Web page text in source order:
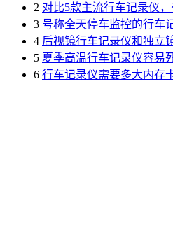
2 对比5款主流行车记录仪
3 号称全天停车监控的行车
4 后视镜行车记录仪和独立
5 夏季高温行车记录仪容易
6 行车记录仪需要多大内存